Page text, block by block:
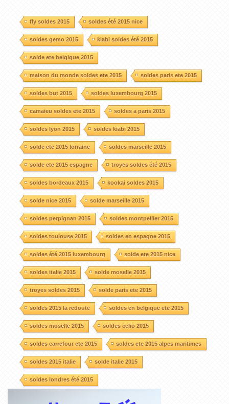
fly soldes 2015 soldes été 2015 nice
soldes gemo 2015 kiabi soldes été 2015
solde ete belgique 2015
maison du monde soldes ete 2015 soldes paris ete 2015
soldes but 2015 soldes luxembourg 2015
camaieu soldes ete 2015 soldes a paris 2015
soldes lyon 2015 soldes kiabi 2015
solde ete 2015 lorraine soldes marseille 2015
solde ete 2015 espagne troyes soldes été 2015
soldes bordeaux 2015 kookai soldes 2015
solde nice 2015 solde marseille 2015
soldes perpignan 2015 soldes montpellier 2015
soldes toulouse 2015 soldes en espagne 2015
soldes été 2015 luxembourg solde ete 2015 nice
soldes italie 2015 solde moselle 2015
troyes soldes 2015 solde paris ete 2015
soldes 2015 la redoute soldes en belgique ete 2015
soldes moselle 2015 soldes celio 2015
soldes carrefour ete 2015 soldes ete 2015 alpes maritimes
soldes 2015 italie solde italie 2015
soldes londres été 2015